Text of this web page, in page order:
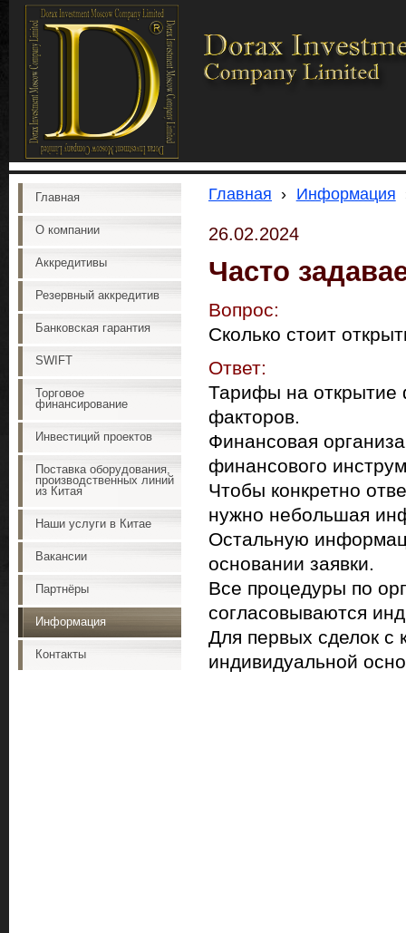
Главная
О компании
Аккредитивы
Резервный аккредитив
Банковская гарантия
SWIFT
Торговое
финансирование
Инвестиций проектов
Поставка оборудования,
производственных линий
из Китая
Наши услуги в Китае
Вакансии
Партнёры
Информация
Контакты
Главная › Информация
26.02.2024
Часто
Вопрос:
Сколько стоит
Ответ:
Тарифы на открытие
факторов.
Финансовая
финансового
Чтобы конкретно
нужно небольшая
Остальную
основании заявки.
Все процедуры по
согласовываются
Для первых сделок с
индивидуальной